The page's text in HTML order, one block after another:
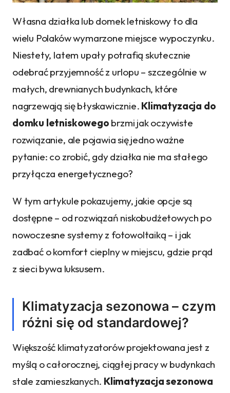
Własna działka lub domek letniskowy to dla
wielu Polaków wymarzone miejsce wypoczynku.
Niestety, latem upały potrafią skutecznie
odebrać przyjemność z urlopu – szczególnie w
małych, drewnianych budynkach, które
nagrzewają się błyskawicznie. Klimatyzacja do
domku letniskowego brzmi jak oczywiste
rozwiązanie, ale pojawia się jedno ważne
pytanie: co zrobić, gdy działka nie ma stałego
przyłącza energetycznego?
W tym artykule pokazujemy, jakie opcje są
dostępne – od rozwiązań niskobudżetowych po
nowoczesne systemy z fotowoltaiką – i jak
zadbać o komfort cieplny w miejscu, gdzie prąd
z sieci bywa luksusem.
Klimatyzacja sezonowa – czym
różni się od standardowej?
Większość klimatyzatorów projektowana jest z
myślą o całorocznej, ciągłej pracy w budynkach
stale zamieszkanych. Klimatyzacja sezonowa